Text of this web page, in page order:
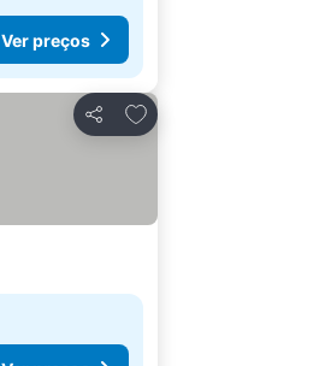
Ver preços
Partilhar
Adicionar aos favoritos